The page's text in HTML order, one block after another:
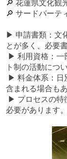
🔎 花蓮県文化観
🔎 サードパーテ
▶ 申請書類：文
とが多く、必要
▶ 利用資格：一
ト制の活動につ
▶ 料金体系：日
含まれる場合も
▶ プロセスの特
必要があります